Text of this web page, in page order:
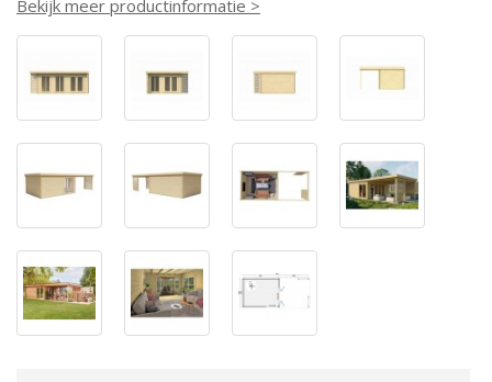
Bekijk meer productinformatie >